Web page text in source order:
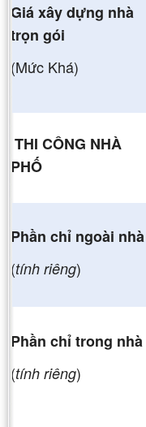
Giá xây dựng nhà
trọn gói
(Mức Khá)
THI CÔNG NHÀ
PHỐ
Phần chỉ ngoài nhà
(tính riêng)
Phần chỉ trong nhà
(tính riêng)